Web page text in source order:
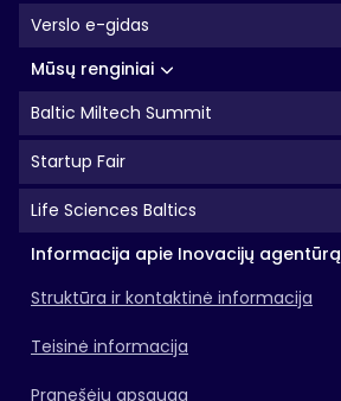
Verslo e-gidas
Mūsų renginiai
Baltic Miltech Summit
Startup Fair
Life Sciences Baltics
Informacija apie Inovacijų agentūrą
Struktūra ir kontaktinė informacija
Teisinė informacija
Pranešėjų apsauga